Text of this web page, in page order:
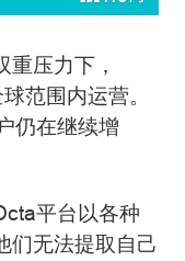
压力下，
范围内运营。
仍在继续增
平台以各种
们无法提取自己